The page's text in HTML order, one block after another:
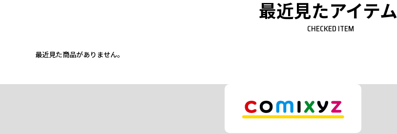
最近見たアイテム
CHECKED ITEM
最近見た商品がありません。